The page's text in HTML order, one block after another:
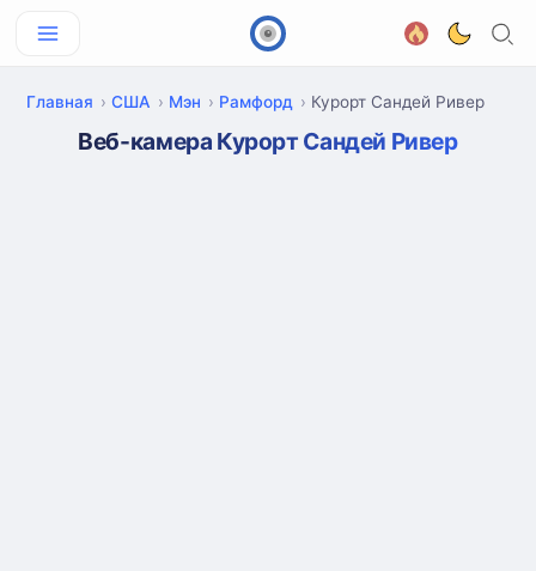
Главная США Мэн Рамфорд Курорт Сандей Ривер
Веб-камера Курорт Сандей Ривер